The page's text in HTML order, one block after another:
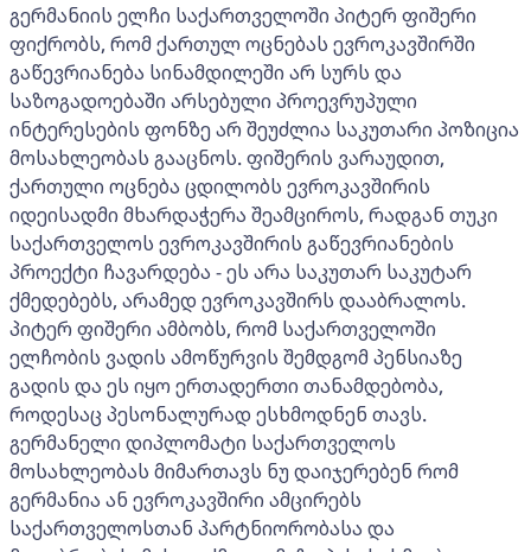
გერმანიის ელჩი საქართველოში პიტერ ფიშერი
ფიქრობს, რომ ქართულ ოცნებას ევროკავშირში
გაწევრიანება სინამდილეში არ სურს და
საზოგადოებაში არსებული პროევრუპული
ინტერესების ფონზე არ შეუძლია საკუთარი პოზიცია
მოსახლეობას გააცნოს. ფიშერის ვარაუდით,
ქართული ოცნება ცდილობს ევროკავშირის
იდეისადმი მხარდაჭერა შეამციროს, რადგან თუკი
საქართველოს ევროკავშირის გაწევრიანების
პროექტი ჩავარდება - ეს არა საკუთარ საკუტარ
ქმედებებს, არამედ ევროკავშირს დააბრალოს.
პიტერ ფიშერი ამბობს, რომ საქართველოში
ელჩობის ვადის ამოწურვის შემდგომ პენსიაზე
გადის და ეს იყო ერთადერთი თანამდებობა,
როდესაც პესონალურად ესხმოდნენ თავს.
გერმანელი დიპლომატი საქართველოს
მოსახლეობას მიმართავს ნუ დაიჯერებენ რომ
გერმანია ან ევროკავშირი ამცირებს
საქართველოსთან პარტნიორობასა და